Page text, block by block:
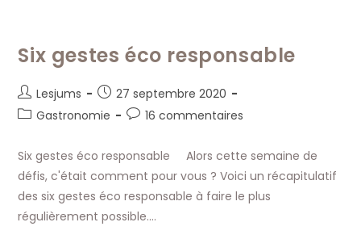
Six gestes éco responsable
Auteur/autrice
de
Lesjums
Publication
publiée :
27 septembre 2020
PostGastronomie
Commentaires
publication :
16 commentaires
Six gestes éco responsable Alors cette semaine de
défis, c'était comment pour vous ? Voici un récapitulatif
des six gestes éco responsable à faire le plus
régulièrement possible.…